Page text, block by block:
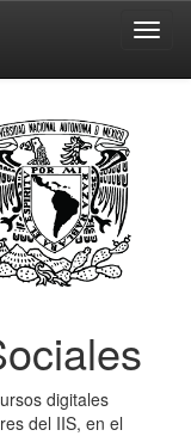
digitales
del IIS, en el